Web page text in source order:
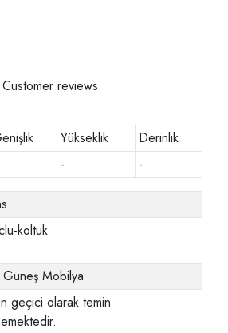
Customer reviews
Yükseklik
Derinlik
- -
koltuk
Mobilya
geçici olarak temin